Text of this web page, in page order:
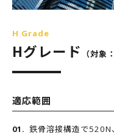
H Grade
Hグレード （対象
適応範囲
鉄骨溶接構造で